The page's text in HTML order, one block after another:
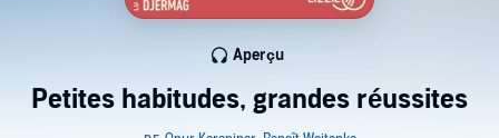
Petites habitudes, grandes réussites
Aperçu